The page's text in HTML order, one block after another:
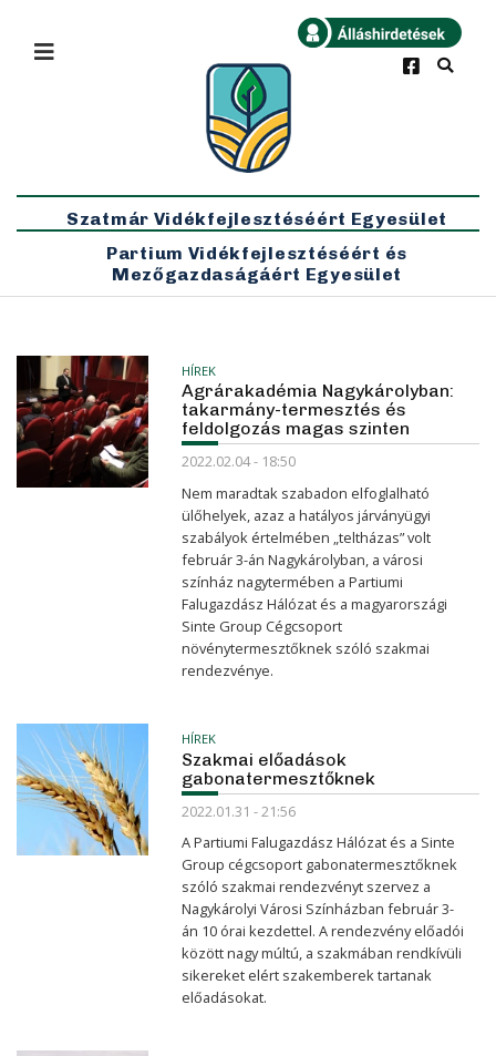
Legfrissebb
×
Szatmár Vidékfejlesztéséért Egyesület
Partium Vidékfejlesztéséért és
Mezőgazdaságáért Egyesület
HÍREK
Agrárakadémia Nagykárolyban:
takarmány-termesztés és
feldolgozás magas szinten
2022.02.04 - 18:50
Nem maradtak szabadon elfoglalható
ülőhelyek, azaz a hatályos járványügyi
szabályok értelmében „teltházas” volt
február 3-án Nagykárolyban, a városi
színház nagytermében a Partiumi
Falugazdász Hálózat és a magyarországi
Sinte Group Cégcsoport
növénytermesztőknek szóló szakmai
rendezvénye.
HÍREK
Szakmai előadások
gabonatermesztőknek
2022.01.31 - 21:56
A Partiumi Falugazdász Hálózat és a Sinte
Group cégcsoport gabonatermesztőknek
szóló szakmai rendezvényt szervez a
Nagykárolyi Városi Színházban február 3-
án 10 órai kezdettel. A rendezvény előadói
között nagy múltú, a szakmában rendkívüli
sikereket elért szakemberek tartanak
előadásokat.